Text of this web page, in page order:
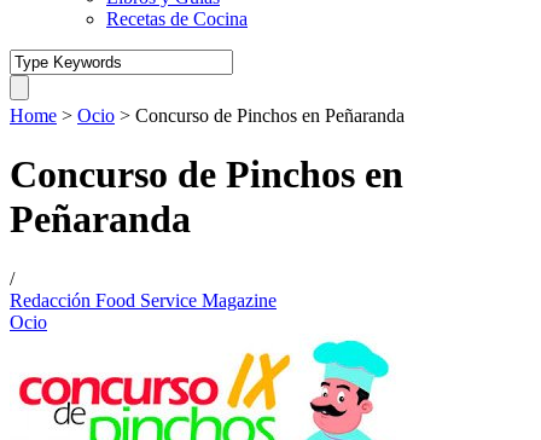
Recetas de Cocina
Home > Ocio > Concurso de Pinchos en Peñaranda
Concurso de Pinchos en
Peñaranda
/
Redacción Food Service Magazine
Ocio